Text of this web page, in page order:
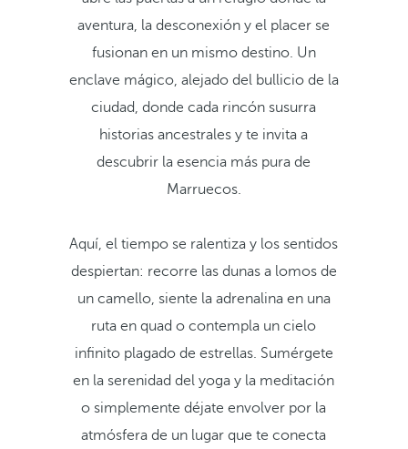
aventura, la desconexión y el placer se
fusionan en un mismo destino. Un
enclave mágico, alejado del bullicio de la
ciudad, donde cada rincón susurra
historias ancestrales y te invita a
descubrir la esencia más pura de
Marruecos.
Aquí, el tiempo se ralentiza y los sentidos
despiertan: recorre las dunas a lomos de
un camello, siente la adrenalina en una
ruta en quad o contempla un cielo
infinito plagado de estrellas. Sumérgete
en la serenidad del yoga y la meditación
o simplemente déjate envolver por la
atmósfera de un lugar que te conecta